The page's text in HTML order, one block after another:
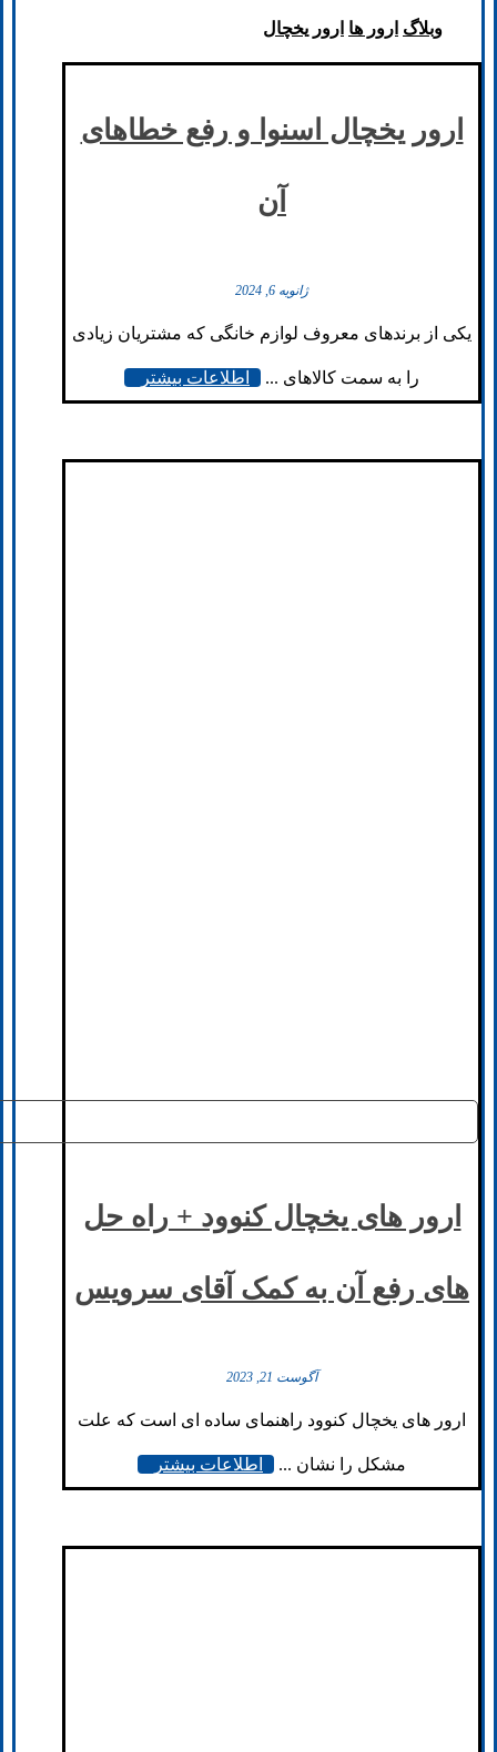
وبلاگ ارور ها ارور یخچال
ارور یخچال اسنوا و رفع خطا‌های
آن
ژانویه 6, 2024
یکی از برندهای معروف لوازم خانگی که مشتریان زیادی
را به سمت کالاهای ... اطلاعات بیشتر
ارور های یخچال کنوود + راه حل
های رفع آن به کمک آقای سرویس
آگوست 21, 2023
ارور های یخچال کنوود راهنمای ساده ای است که علت
مشکل را نشان ... اطلاعات بیشتر